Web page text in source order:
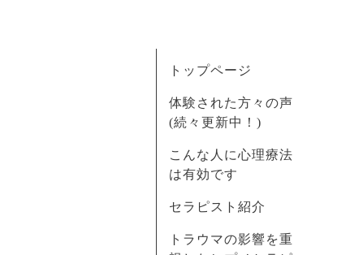
トップページ
体験された方々の声
(続々更新中！)
こんな人に心理療法
は有効です
セラピスト紹介
トラウマの影響を重